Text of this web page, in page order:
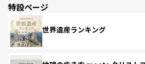
特設ページ
世界遺産ランキング